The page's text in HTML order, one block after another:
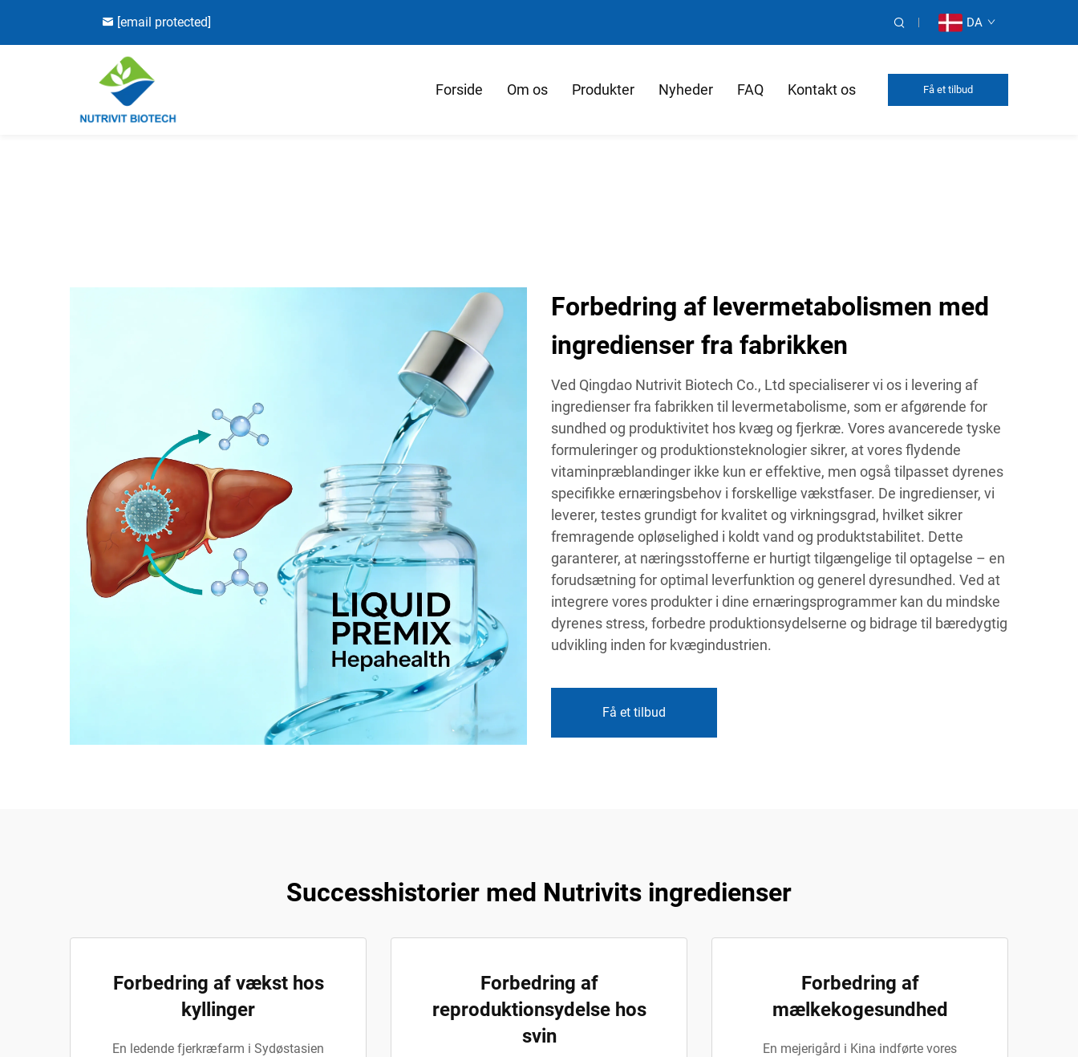
[email protected] DA
Forside Om os Produkter Nyheder FAQ Kontakt os Få et tilbud
Forbedring af levermetabolismen med
ingredienser fra fabrikken
Ved Qingdao Nutrivit Biotech Co., Ltd specialiserer vi os i levering af
ingredienser fra fabrikken til levermetabolisme, som er afgørende for
sundhed og produktivitet hos kvæg og fjerkræ. Vores avancerede tyske
formuleringer og produktionsteknologier sikrer, at vores flydende
vitaminpræblandinger ikke kun er effektive, men også tilpasset dyrenes
specifikke ernæringsbehov i forskellige vækstfaser. De ingredienser, vi
leverer, testes grundigt for kvalitet og virkningsgrad, hvilket sikrer
fremragende opløselighed i koldt vand og produktstabilitet. Dette
garanterer, at næringsstofferne er hurtigt tilgængelige til optagelse – en
forudsætning for optimal leverfunktion og generel dyresundhed. Ved at
integrere vores produkter i dine ernæringsprogrammer kan du mindske
dyrenes stress, forbedre produktionsydelserne og bidrage til bæredygtig
udvikling inden for kvægindustrien.
Få et tilbud
Successhistorier med Nutrivits ingredienser
Forbedring af vækst hos
kyllinger
En ledende fjerkræfarm i Sydøstasien
Forbedring af
reproduktionsydelse hos
svin
Forbedring af
mælkekogesundhed
En mejerigård i Kina indførte vores